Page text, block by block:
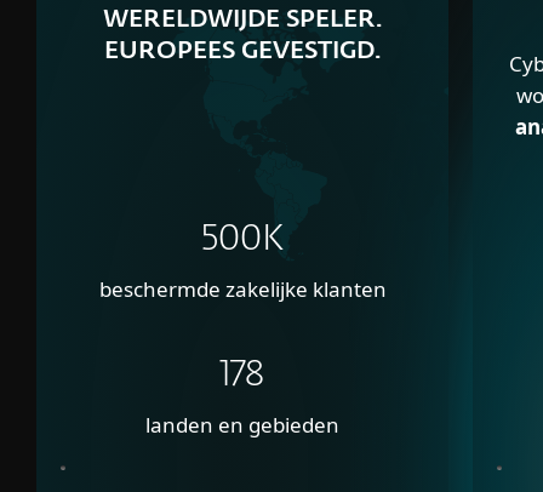
WERELDWIJDE SPELER.
EUROPEES GEVESTIGD.
500K
beschermde zakelijke klanten
178
landen en gebieden